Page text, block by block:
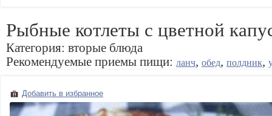
Рыбные котлеты с цветной
Категория: вторые блюда
Рекомендуемые приемы пищи: ланч, обед, полдник,
Добавить в избранное